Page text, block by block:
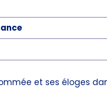
et ses éloges